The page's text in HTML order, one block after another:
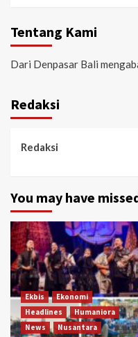
Tentang Kami
Dari Denpasar Bali
Redaksi
Redaksi
You may have
Ekbis
Ekonomi
Headlines
Humaniora
News
Nusantara